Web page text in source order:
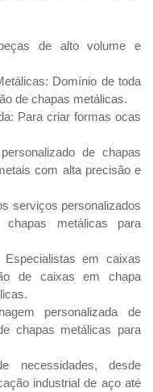
de alto volume e
Domínio de toda
de chapas metálicas.
Para criar formas ocas
de chapas
com alta precisão e
serviços personalizados
metálicas para
em caixas
de caixas em chapa
personalizada de
chapas metálicas para
necessidades, desde
industrial de aço até